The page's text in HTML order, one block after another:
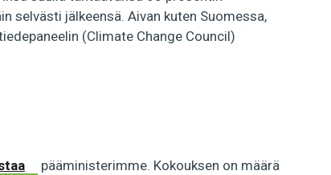
selvästi jälkeensä. Aivan kuten Suomessa,
(Climate Change Council)
pääministerimme. Kokouksen on määrä